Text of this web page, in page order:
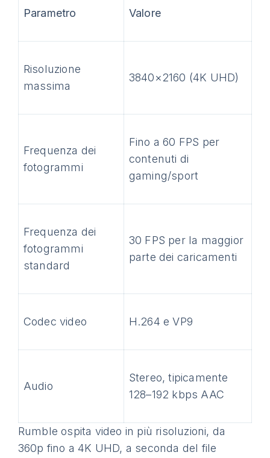
Parametro Valore
Risoluzione
massima
3840×2160 (4K UHD)
Frequenza dei
fotogrammi
Fino a 60 FPS per
contenuti di
gaming/sport
Frequenza dei
fotogrammi
standard
30 FPS per la maggior
parte dei caricamenti
Codec video H.264 e VP9
Audio
Stereo, tipicamente
128–192 kbps AAC
Rumble ospita video in più risoluzioni, da
360p fino a 4K UHD, a seconda del file